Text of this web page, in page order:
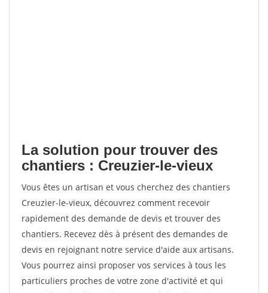
La solution pour trouver des
chantiers : Creuzier-le-vieux
Vous êtes un artisan et vous cherchez des chantiers
Creuzier-le-vieux, découvrez comment recevoir
rapidement des demande de devis et trouver des
chantiers. Recevez dès à présent des demandes de
devis en rejoignant notre service d'aide aux artisans.
Vous pourrez ainsi proposer vos services à tous les
particuliers proches de votre zone d'activité et qui